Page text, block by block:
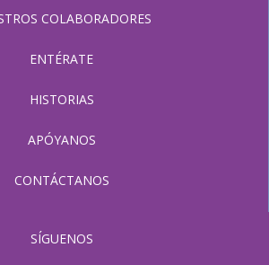
COLABORADORES
ENTÉRATE
HISTORIAS
APÓYANOS
CONTÁCTANOS
SÍGUENOS